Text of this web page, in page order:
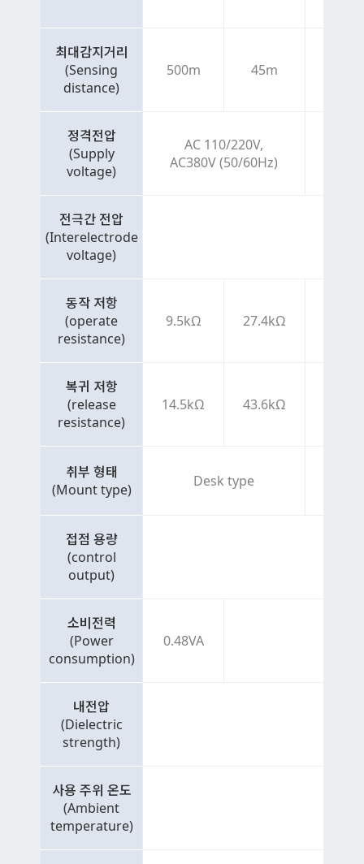
최대감지거리
(Sensing
distance)
500m 45m
정격전압
(Supply
voltage)
AC 110/220V,
AC380V (50/60Hz)
전극간 전압
(Interelectrode
voltage)
동작 저항
(operate
resistance)
9.5kΩ 27.4kΩ
복귀 저항
(release
resistance)
14.5kΩ 43.6kΩ
취부 형태
(Mount type)
Desk type
접점 용량
(control
output)
소비전력
(Power
consumption)
0.48VA
내전압
(Dielectric
strength)
사용 주위 온도
(Ambient
temperature)